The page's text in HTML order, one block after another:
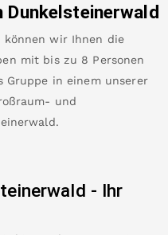
Dunkelsteinerwald
können wir Ihnen die
mit bis zu 8 Personen
Gruppe in einem unserer
und
.
- Ihr